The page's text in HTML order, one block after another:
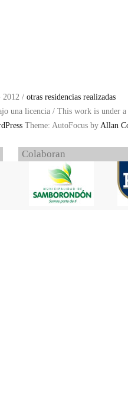
2012 / otras residencias realizadas
una licencia / This work is under a
Theme: AutoFocus by Allan
Colaboran